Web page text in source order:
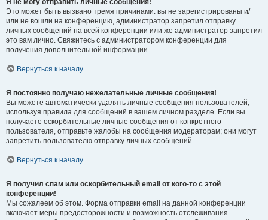
Я не могу отправить личные сообщения!
Это может быть вызвано тремя причинами: вы не зарегистрированы и/
или не вошли на конференцию, администратор запретил отправку
личных сообщений на всей конференции или же администратор запретил
это вам лично. Свяжитесь с администратором конференции для
получения дополнительной информации.
Вернуться к началу
Я постоянно получаю нежелательные личные сообщения!
Вы можете автоматически удалять личные сообщения пользователей,
используя правила для сообщений в вашем личном разделе. Если вы
получаете оскорбительные личные сообщения от конкретного
пользователя, отправьте жалобы на сообщения модераторам; они могут
запретить пользователю отправку личных сообщений.
Вернуться к началу
Я получил спам или оскорбительный email от кого-то с этой
конференции!
Мы сожалеем об этом. Форма отправки email на данной конференции
включает меры предосторожности и возможность отслеживания